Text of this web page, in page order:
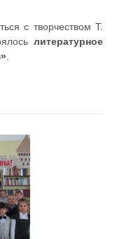
с творчеством Т.
литературное